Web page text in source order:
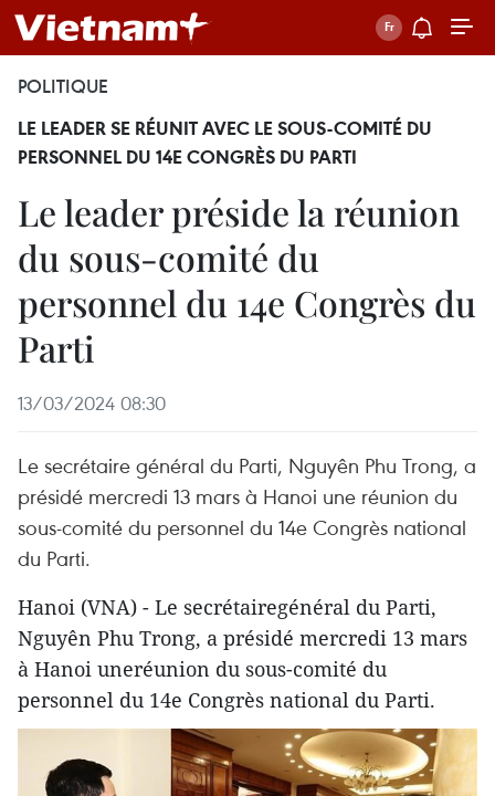
POLITIQUE
LE LEADER SE RÉUNIT AVEC LE SOUS-COMITÉ DU
PERSONNEL DU 14E CONGRÈS DU PARTI
Le leader préside la réunion
du sous-comité du
personnel du 14e Congrès du
Parti
13/03/2024 08:30
Le secrétaire général du Parti, Nguyên Phu Trong, a
présidé mercredi 13 mars à Hanoi une réunion du
sous-comité du personnel du 14e Congrès national
du Parti.
Hanoi (VNA) - Le secrétairegénéral du Parti,
Nguyên Phu Trong, a présidé mercredi 13 mars
à Hanoi uneréunion du sous-comité du
personnel du 14e Congrès national du Parti.